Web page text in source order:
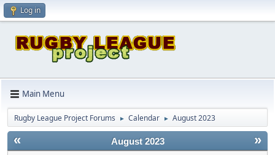
Log in
Main Menu
Rugby League Project Forums ► Calendar ► August 2023
« »
August 2023